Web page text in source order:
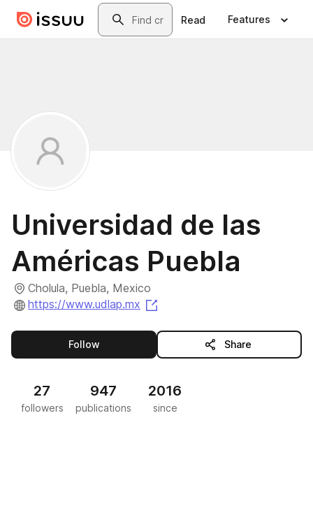
Skip to main contentSearch
Read Features
Universidad de las
Américas Puebla
Cholula, Puebla, Mexico
https://www.udlap.mx
Followthis publisher Share
27
followers
947
publications
2016
since